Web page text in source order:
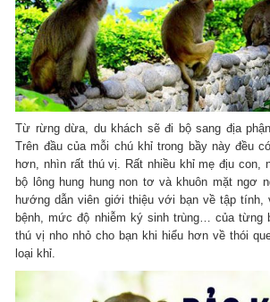
Từ rừng dừa, du khách sẽ đi bộ sang địa
Trên đầu của mỗi chú khỉ trong bầy này đều
hơn, nhìn rất thú vị. Rất nhiều khỉ mẹ địu con,
bộ lông hung hung non tơ và khuôn mặt ngơ
hướng dẫn viên giới thiệu với bạn về tập tính,
bệnh, mức độ nhiễm ký sinh trùng… của từng
thú vị nho nhỏ cho bạn khi hiểu hơn về thói
loại khỉ.